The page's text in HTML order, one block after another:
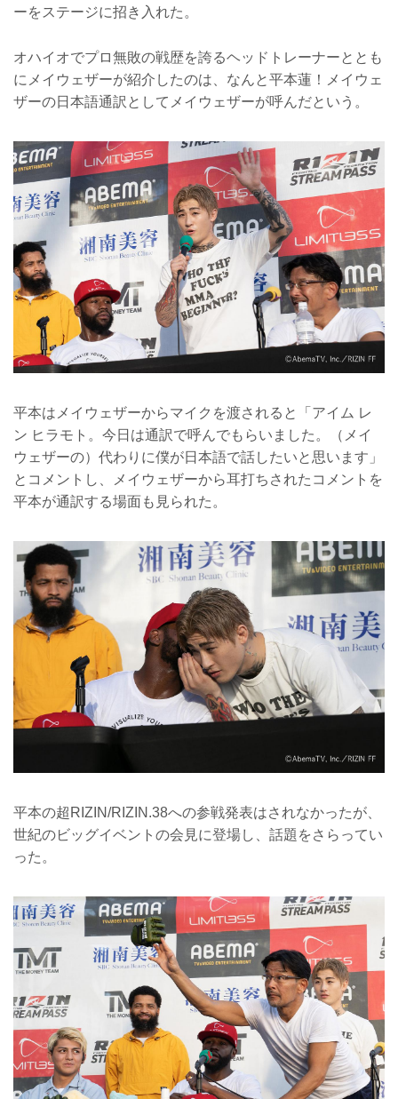
ーをステージに招き入れた。
オハイオでプロ無敗の戦歴を誇るヘッドトレーナーととも
にメイウェザーが紹介したのは、なんと平本蓮！メイウェ
ザーの日本語通訳としてメイウェザーが呼んだという。
平本はメイウェザーからマイクを渡されると「アイム レ
ン ヒラモト。今日は通訳で呼んでもらいました。（メイ
ウェザーの）代わりに僕が日本語で話したいと思います」
とコメントし、メイウェザーから耳打ちされたコメントを
平本が通訳する場面も見られた。
平本の超RIZIN/RIZIN.38への参戦発表はされなかったが、
世紀のビッグイベントの会見に登場し、話題をさらってい
った。